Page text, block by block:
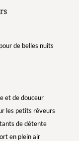
de belles nuits
et de douceur
les petits rêveurs
de détente
en plein air